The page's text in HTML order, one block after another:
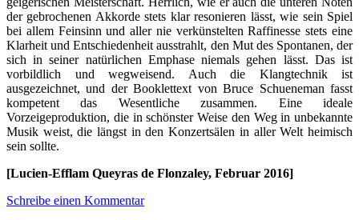
der gebrochenen Akkorde stets klar resonieren lässt, wie sein Spiel
bei allem Feinsinn und aller nie verkünstelten Raffinesse stets eine
Klarheit und Entschiedenheit ausstrahlt, den Mut des Spontanen, der
sich in seiner natürlichen Emphase niemals gehen lässt. Das ist
vorbildlich und wegweisend. Auch die Klangtechnik ist
ausgezeichnet, und der Booklettext von Bruce Schueneman fasst
kompetent das Wesentliche zusammen. Eine ideale
Vorzeigeproduktion, die in schönster Weise den Weg in unbekannte
Musik weist, die längst in den Konzertsälen in aller Welt heimisch
sein sollte.
[Lucien-Efflam Queyras de Flonzaley, Februar 2016]
Schreibe einen Kommentar